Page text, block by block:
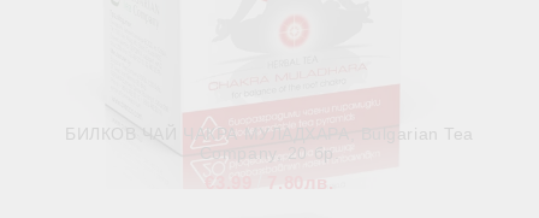
БИЛКОВ ЧАЙ ЧАКРА МУЛАДХАРА, Bulgarian Tea
Company, 20 бр.